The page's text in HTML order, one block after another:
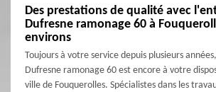
Des prestations de qualité avec
Dufresne ramonage 60 à
environs
Toujours à votre service depuis plusieurs
Dufresne ramonage 60 est encore à votre
ville de Fouquerolles. Spécialistes dans les